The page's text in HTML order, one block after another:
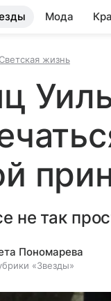
Мода
Светская жизнь
не так
Пономарева
«Звезды»